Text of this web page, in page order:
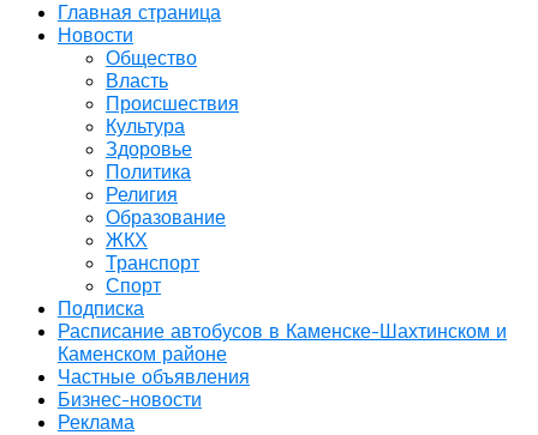
Главная страница
Новости
Общество
Власть
Происшествия
Культура
Здоровье
Политика
Религия
Образование
ЖКХ
Транспорт
Спорт
Подписка
Расписание автобусов в Каменске-Шахтинском и
Каменском районе
Частные объявления
Бизнес-новости
Реклама